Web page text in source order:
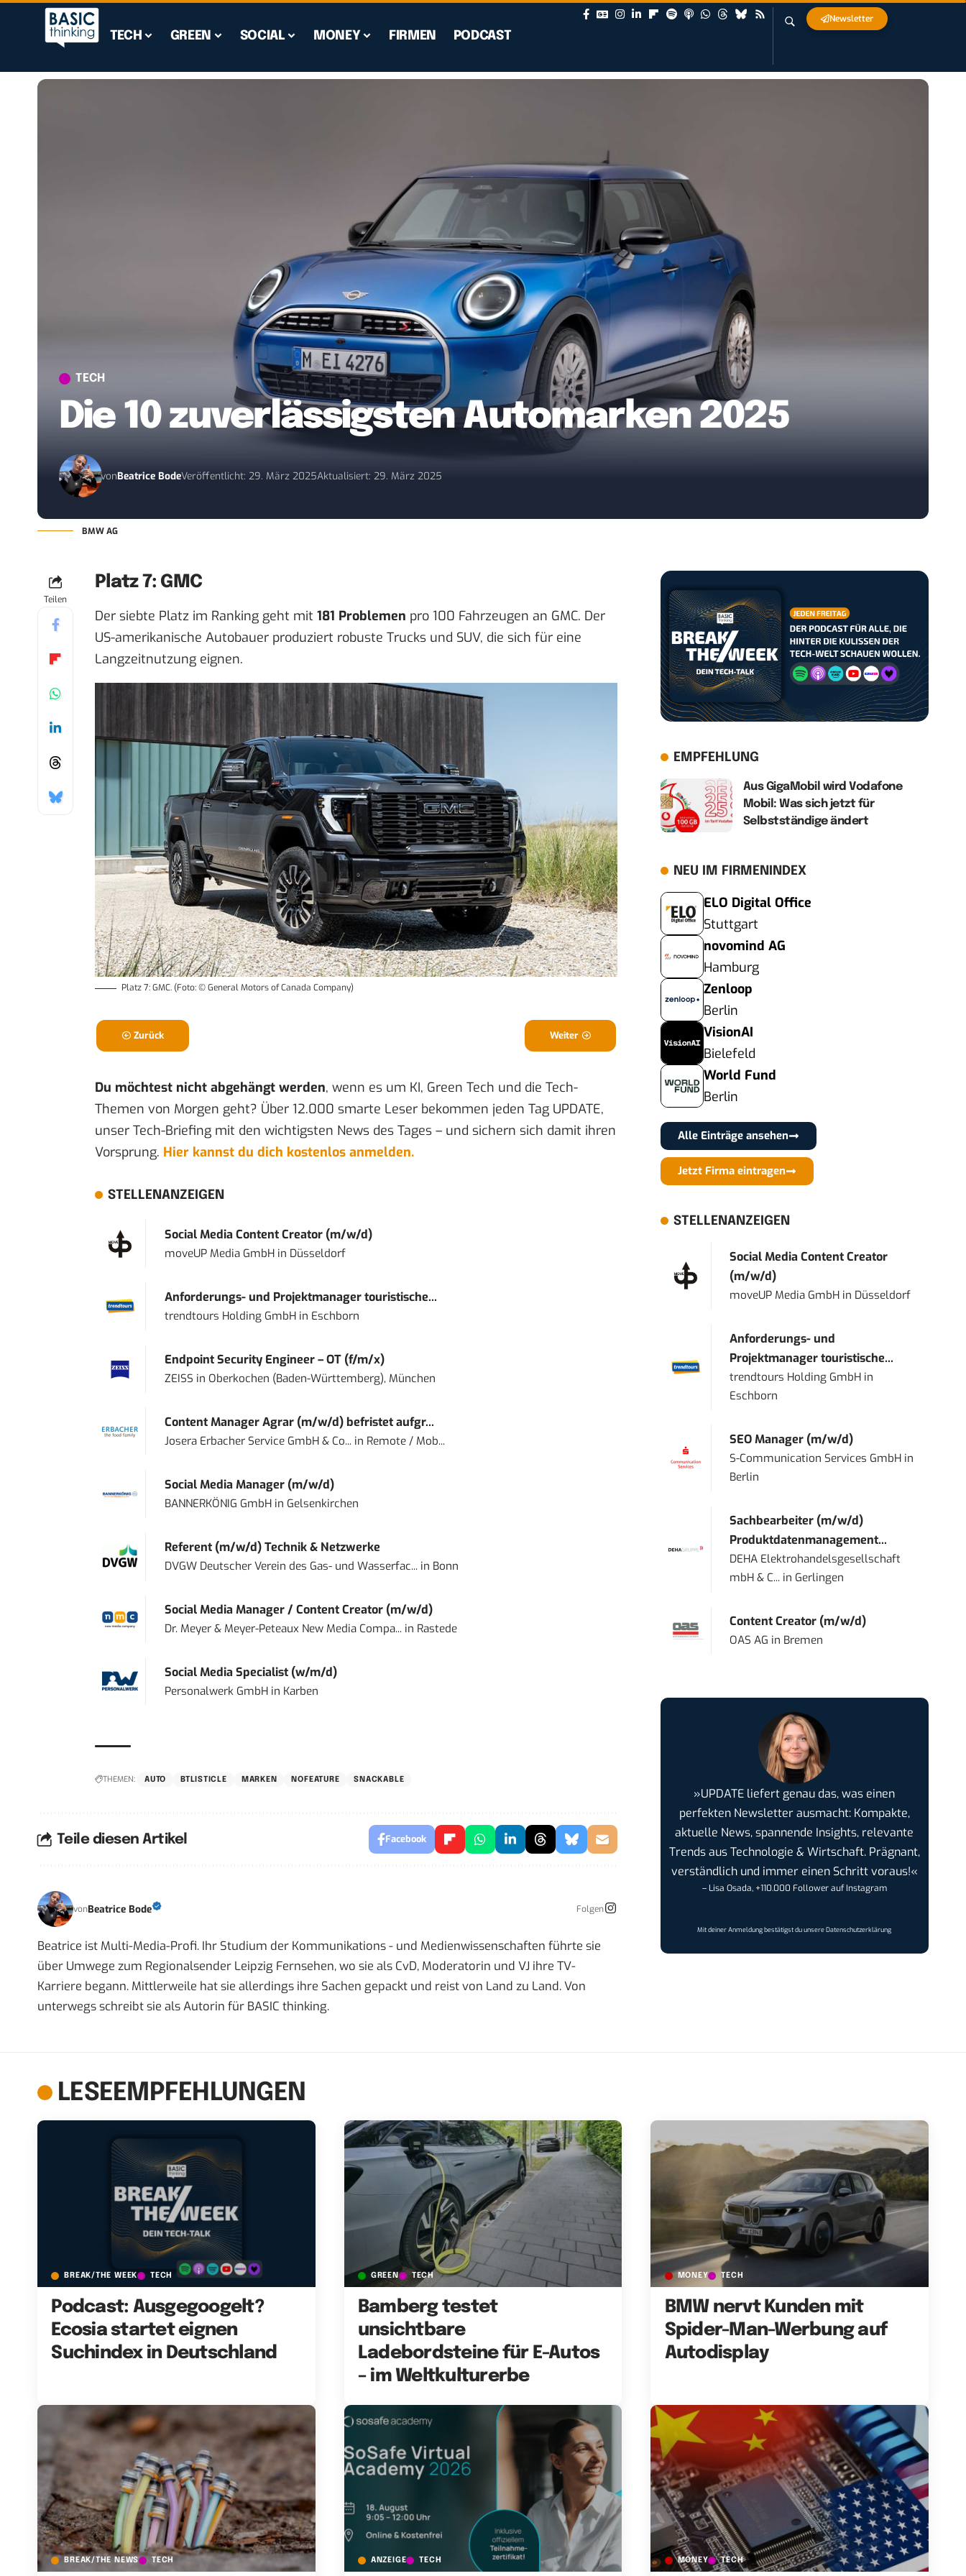
TECH GREEN SOCIAL MONEY FIRMEN PODCAST
Newsletter
TECH
Die 10 zuverlässigsten Automarken 2025
vonBeatrice BodeVeröffentlicht: 29. März 2025Aktualisiert: 29. März 2025
BMW AG
Teilen
Platz 7: GMC
Der siebte Platz im Ranking geht mit 181 Problemen pro 100 Fahrzeugen an GMC. Der
US-amerikanische Autobauer produziert robuste Trucks und SUV, die sich für eine
Langzeitnutzung eignen.
Platz 7: GMC. (Foto: © General Motors of Canada Company)
Zurück Weiter
Du möchtest nicht abgehängt werden, wenn es um KI, Green Tech und die Tech-
Themen von Morgen geht? Über 12.000 smarte Leser bekommen jeden Tag UPDATE,
unser Tech-Briefing mit den wichtigsten News des Tages – und sichern sich damit ihren
Vorsprung. Hier kannst du dich kostenlos anmelden.
STELLENANZEIGEN
Social Media Content Creator (m/w/d)
moveUP Media GmbHin Düsseldorf
Anforderungs- und Projektmanager touristische...
trendtours Holding GmbHin Eschborn
Endpoint Security Engineer – OT (f/m/x)
ZEISS in Oberkochen (Baden-Württemberg), München
Content Manager Agrar (m/w/d) befristet aufgr...
Josera Erbacher Service GmbH & Co...in Remote / Mob...
Social Media Manager (m/w/d)
BANNERKÖNIG GmbHin Gelsenkirchen
Referent (m/w/d) Technik & Netzwerke
DVGW Deutscher Verein des Gas- und Wasserfac...in Bonn
Social Media Manager / Content Creator (m/w/d)
Dr. Meyer & Meyer-Peteaux New Media Compa...in Rastede
Social Media Specialist (w/m/d)
Personalwerk GmbHin Karben
THEMEN: AUTO BTLISTICLE MARKEN NOFEATURE SNACKABLE
Teile diesen Artikel Facebook
vonBeatrice Bode Folgen
Beatrice ist Multi-Media-Profi. Ihr Studium der Kommunikations - und Medienwissenschaften führte sie
über Umwege zum Regionalsender Leipzig Fernsehen, wo sie als CvD, Moderatorin und VJ ihre TV-
Karriere begann. Mittlerweile hat sie allerdings ihre Sachen gepackt und reist von Land zu Land. Von
unterwegs schreibt sie als Autorin für BASIC thinking.
EMPFEHLUNG
Aus GigaMobil wird Vodafone
Mobil: Was sich jetzt für
Selbstständige ändert
NEU IM FIRMENINDEX
ELO Digital Office
Stuttgart
novomind AG
Hamburg
Zenloop
Berlin
VisionAI
Bielefeld
World Fund
Berlin
Alle Einträge ansehen
Jetzt Firma eintragen
STELLENANZEIGEN
Social Media Content Creator
(m/w/d)
moveUP Media GmbH in Düsseldorf
Anforderungs- und
Projektmanager touristische...
trendtours Holding GmbH in
Eschborn
SEO Manager (m/w/d)
S-Communication Services GmbH in
Berlin
Sachbearbeiter (m/w/d)
Produktdatenmanagement...
DEHA Elektrohandelsgesellschaft
mbH & C... in Gerlingen
Content Creator (m/w/d)
OAS AG in Bremen
»UPDATE liefert genau das, was einen
perfekten Newsletter ausmacht: Kompakte,
aktuelle News, spannende Insights, relevante
Trends aus Technologie & Wirtschaft. Prägnant,
verständlich und immer einen Schritt voraus!«
– Lisa Osada, +110.000 Follower auf Instagram
Mit deiner Anmeldung bestätigst du unsereDatenschutzerklärung
LESEEMPFEHLUNGEN
BREAK/THE WEEK TECH
Podcast: Ausgegoogelt?
Ecosia startet eignen
Suchindex in Deutschland
GREEN TECH
Bamberg testet
unsichtbare
Ladebordsteine für E-Autos
– im Weltkulturerbe
MONEY TECH
BMW nervt Kunden mit
Spider-Man-Werbung auf
Autodisplay
BREAK/THE NEWS TECH ANZEIGE TECH MONEY TECH